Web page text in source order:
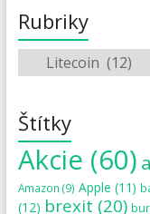
Rubriky
Štítky
Akcie (60)
Amazon (9) Apple (11)
(12) brexit (20)